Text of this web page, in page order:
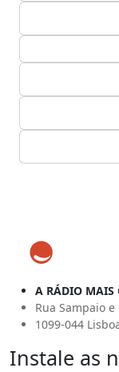
A RÁDIO MAIS
Rua Sampaio
1099-044
Instale as